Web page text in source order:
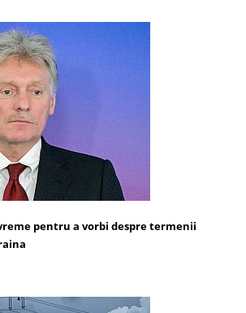
pentru a vorbi despre termenii